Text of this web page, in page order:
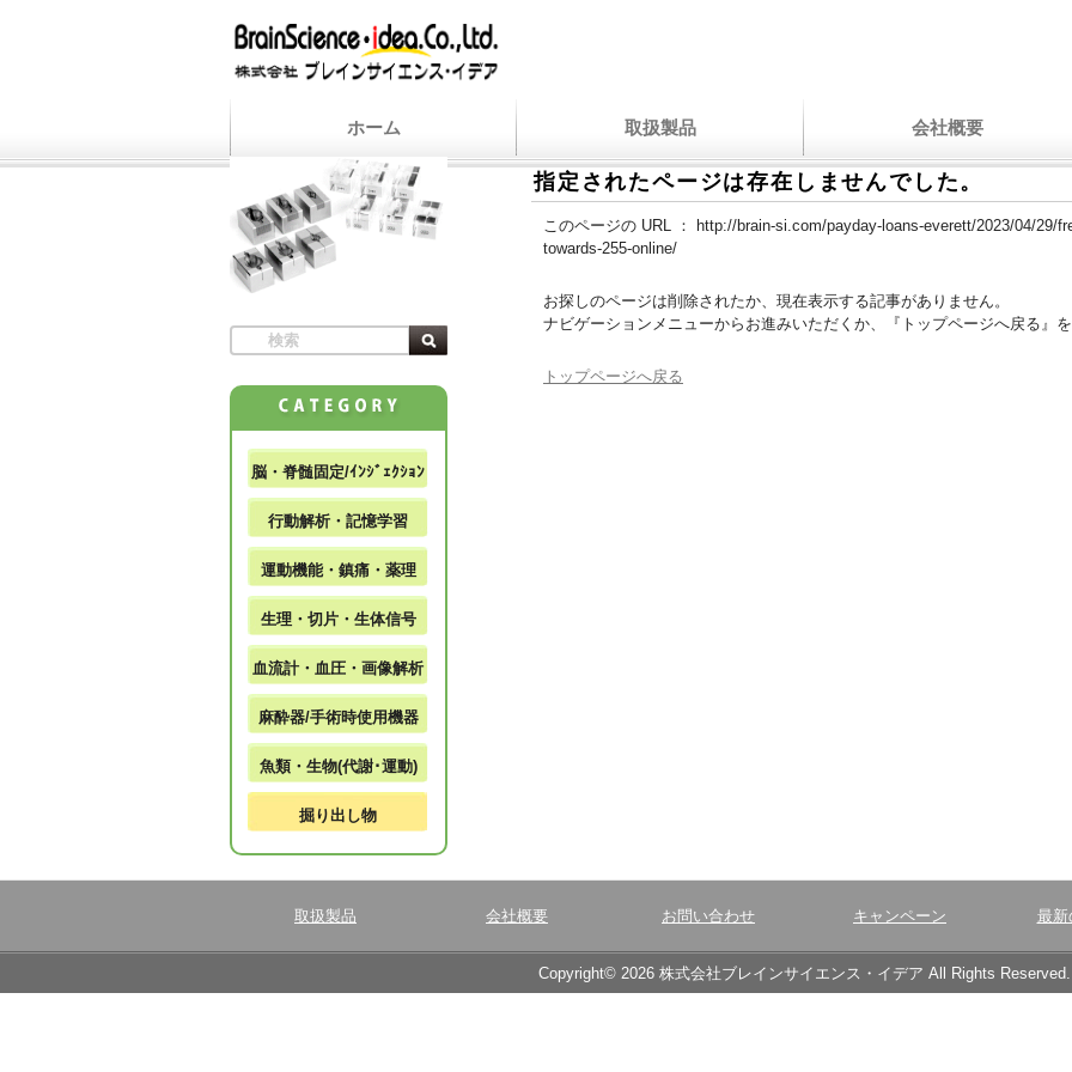
ホーム 取扱製品 会社概要
指定されたページは存在しませんでした。
このページの URL ：
http://brain-si.com/payday-loans-everett/2023/04/29/
towards-255-online/
お探しのページは削除されたか、現在表示する記事がありません。
ナビゲーションメニューからお進みいただくか、『トップページへ戻る』を
トップページへ戻る
脳・脊髄固定/ｲﾝｼﾞｪｸｼｮﾝ
行動解析・記憶学習
運動機能・鎮痛・薬理
生理・切片・生体信号
血流計・血圧・画像解析
麻酔器/手術時使用機器
魚類・生物(代謝･運動)
掘り出し物
取扱製品 会社概要 お問い合わせ キャンペーン 最新
Copyright© 2026 株式会社ブレインサイエンス・イデア All Rights Reserved.